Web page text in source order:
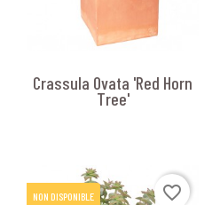
Crassula Ovata 'Red Horn
Tree'
NON DISPONIBLE favorite_border